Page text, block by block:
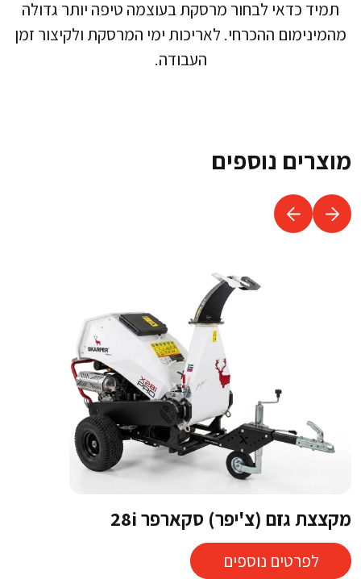
תמיד כדאי לבחור מרסקת בעוצמה טיפה יותר גדולה
מהמינימום ההכרחי. לאריכות ימי המרסקת ולקיצור זמן
העבודה.
מוצרים נוספים
מקצצת גזם (צ'יפר) סקארפר 28i
לפרטים נוספים